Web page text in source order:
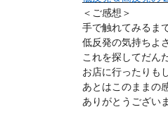
＜ご感想＞
手で触れてみるま
低反発の気持ちよ
これを探してだん
お店に行ったりも
あとはこのままの
ありがとうござい